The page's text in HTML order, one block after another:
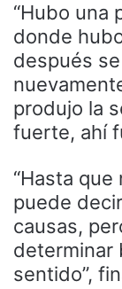
“Hubo una
donde
después
produjo la
fuerte, ahí
“Hasta
puede
causas,
determinar
sentido”,